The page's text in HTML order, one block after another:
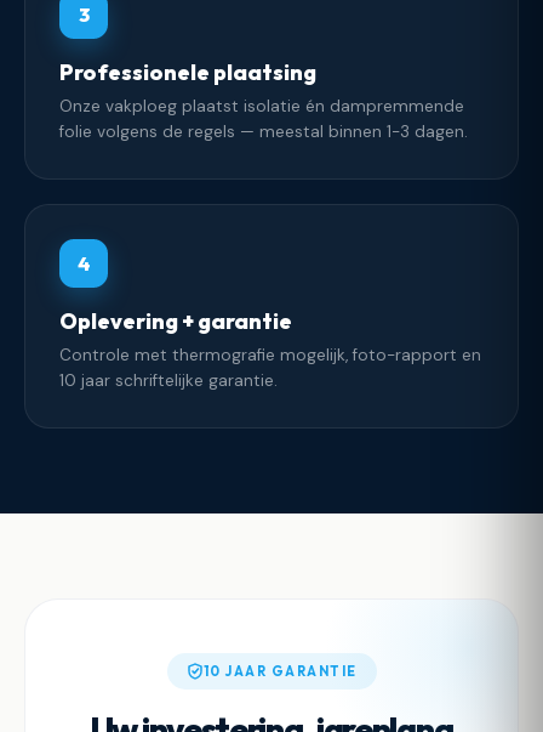
3
Professionele plaatsing
Onze vakploeg plaatst isolatie én dampremmende
folie volgens de regels — meestal binnen 1-3 dagen.
4
Oplevering + garantie
Controle met thermografie mogelijk, foto-rapport en
10 jaar schriftelijke garantie.
10 JAAR GARANTIE